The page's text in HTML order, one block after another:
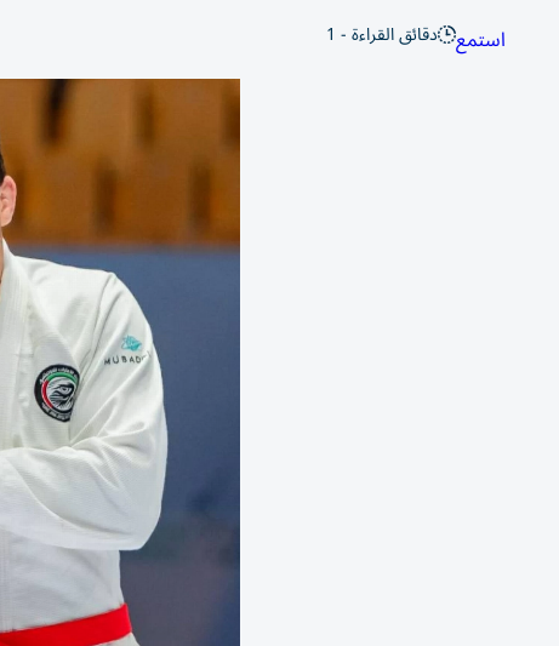
استمع دقائق القراءة - 1